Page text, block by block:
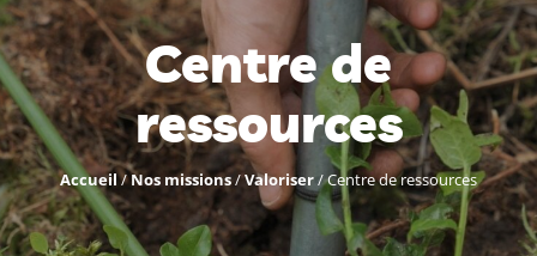
Centre de
ressources
Accueil/Nos missions/Valoriser/Centre de ressources